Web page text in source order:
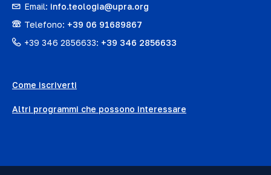
Email: info.teologia@upra.org
Telefono: +39 06 91689867
+39 346 2856633: +39 346 2856633
Come iscriverti
Altri programmi che possono interessare